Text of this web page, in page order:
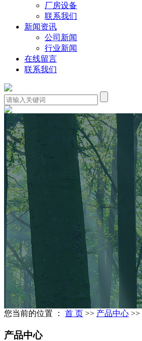
厂房设备
联系我们
新闻资讯
公司新闻
行业新闻
在线留言
联系我们
您当前的位置 ： 首 页 >> 产品中心 >>
产品中心